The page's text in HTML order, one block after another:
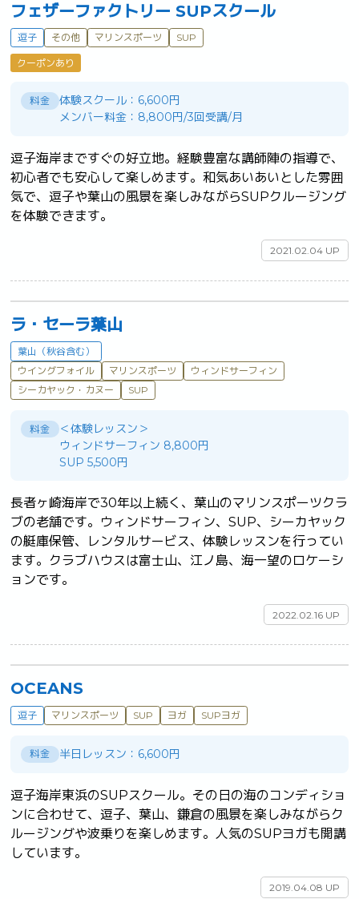
フェザーファクトリー SUPスクール
逗子 その他 マリンスポーツ SUP
クーポンあり
料金
体験スクール：6,600円
メンバー料金：8,800円/3回受講/月
逗子海岸まですぐの好立地。経験豊富な講師陣の指導で、
初心者でも安心して楽しめます。和気あいあいとした雰囲
気で、逗子や葉山の風景を楽しみながらSUPクルージング
2021.02.04 UP
ラ・セーラ葉山
葉山（秋谷含む）
ウイングフォイル
マリンスポーツ
ウィンドサーフィン
シーカヤック・カヌー
SUP
料金
＜体験レッスン＞
ウィンドサーフィン 8,800円
SUP 5,500円
長者ヶ崎海岸で30年以上続く、葉山のマリンスポーツクラ
ブの老舗です。ウィンドサーフィン、SUP、シーカヤック
の艇庫保管、レンタルサービス、体験レッスンを行ってい
ます。クラブハウスは富士山、江ノ島、海一望のロケーシ
2022.02.16 UP
OCEANS
逗子 マリンスポーツ SUP ヨガ SUPヨガ
料金 半日レッスン：6,600円
逗子海岸東浜のSUPスクール。その日の海のコンディショ
ンに合わせて、逗子、葉山、鎌倉の風景を楽しみながらク
ルージングや波乗りを楽しめます。人気のSUPヨガも開講
2019.04.08 UP